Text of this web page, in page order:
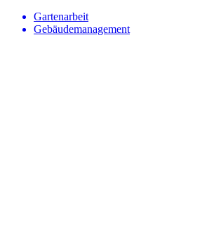
Gartenarbeit
Gebäudemanagement